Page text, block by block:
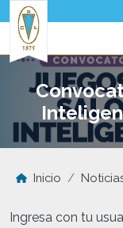
Pasar al contenido
Inicio
Ingresa con tu